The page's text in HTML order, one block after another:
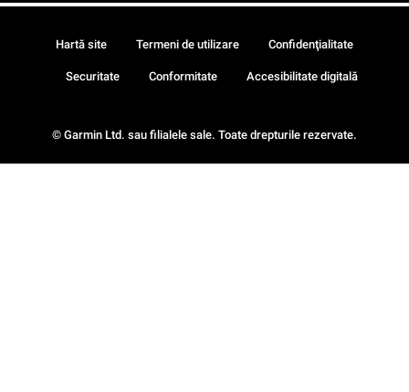
© Garmin Ltd. sau filialele sale. Toate drepturile rezervate.
Hartă site Termeni de utilizare Confidenţialitate
Securitate Conformitate Accesibilitate digitală